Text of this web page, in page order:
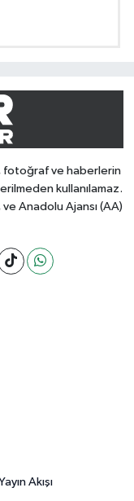
fotoğraf ve haberlerin
kullanılamaz.
Anadolu Ajansı (AA)
Akışı